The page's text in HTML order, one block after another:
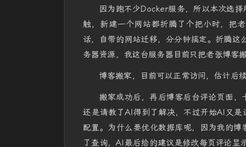
因为跑不少Docker服务，所以本次选
触，新建一个网站都折腾了个把小时，把
话，自带的网站迁移，分分钟搞定。折腾
务器资源，我这台服务器目前只把老张博客
博客搬家，目前可以正常访问，估计后
搬家成功后，再后博客后台评论页面
还是请教了AI得到了解决，不过开始AI又
配置。为什么要优化数据库呢，因为我的
了查询，AI最后给的建议是修改每页评论显